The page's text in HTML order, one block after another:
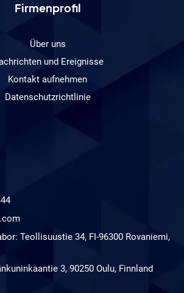
Firmenprofil
Über uns
und Ereignisse
Kontakt aufnehmen
Datenschutzrichtlinie
Teollisuustie 34, FI-96300 Rovaniemi,
3, 90250 Oulu, Finnland